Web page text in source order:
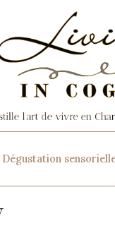
Dégustation